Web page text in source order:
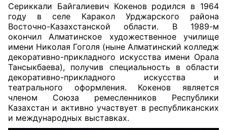
Сериккали Байгалиевич Кокенов родился в 1964
году в селе Каракол Урджарского района
Восточно-Казахстанской области. В 1989-м
окончил Алматинское художественное училище
имени Николая Гоголя (ныне Алматинский колледж
декоративно-прикладного искусства имени Орала
Тансыкбаева), получив специальность в области
декоративно-прикладного искусства и
театрального оформления. Кокенов является
членом Союза ремесленников Республики
Казахстан и активно участвует в республиканских
и международных выставках.